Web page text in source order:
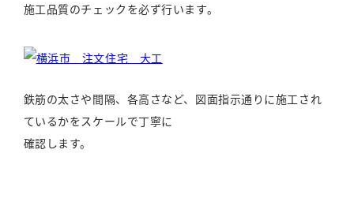
施工品質のチェックを必ず行います。
鉄筋の太さや間隔、各高さなど、図面指示通りに施工され
ているかをスケールで丁寧に
確認します。